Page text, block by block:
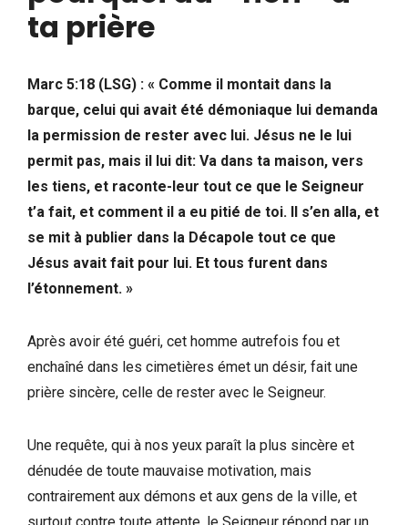
ta prière
Marc 5:18 (LSG) : « Comme il montait dans la
barque, celui qui avait été démoniaque lui demanda
la permission de rester avec lui. Jésus ne le lui
permit pas, mais il lui dit: Va dans ta maison, vers
les tiens, et raconte-leur tout ce que le Seigneur
t’a fait, et comment il a eu pitié de toi. Il s’en alla, et
se mit à publier dans la Décapole tout ce que
Jésus avait fait pour lui. Et tous furent dans
l’étonnement. » ‭‭
Après avoir été guéri, cet homme autrefois fou et
enchaîné dans les cimetières émet un désir, fait une
prière sincère, celle de rester avec le Seigneur.
Une requête, qui à nos yeux paraît la plus sincère et
dénudée de toute mauvaise motivation, mais
contrairement aux démons et aux gens de la ville, et
surtout contre toute attente, le Seigneur répond par un